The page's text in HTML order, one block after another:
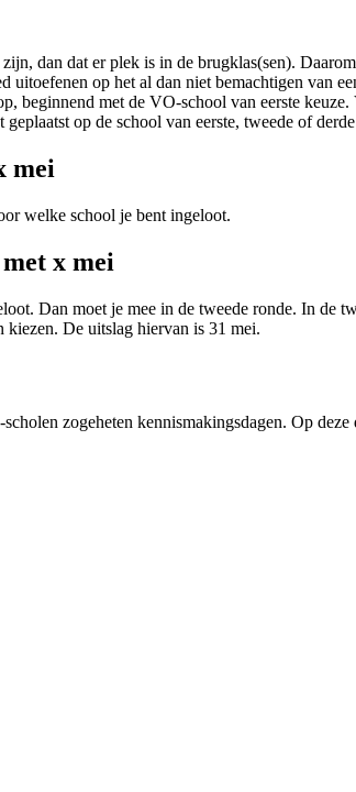
dan dat er plek is in de brugklas(sen).
uitoefenen op het al dan niet bemachtigen van
beginnend met de VO-school van eerste
op de school van eerste, tweede of
mei
welke school je bent ingeloot.
x mei
Dan moet je mee in de tweede ronde. In de
kiezen. De uitslag hiervan is 31 mei.
zogeheten kennismakingsdagen. Op